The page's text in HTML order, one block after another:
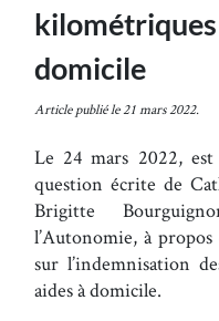
kilométriques
domicile
Article publié le 21 mars 2022.
Le 24 mars 2022,
question écrite de
Brigitte
l’Autonomie, à
sur l’indemnisation
aides à domicile.